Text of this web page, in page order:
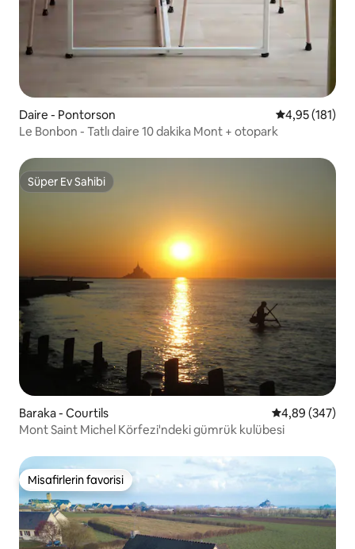
Daire - Pontorson 5 üzerinden
4,95 (181)
Le Bonbon - Tatlı daire 10 dakika Mont + otopark
Süper Ev Sahibi
Süper Ev Sahibi
Baraka - Courtils 5 üzerinden
4,89 (347)
Mont Saint Michel Körfezi'ndeki gümrük kulübesi
Misafirlerin favorisi
Misafirlerin favorisi